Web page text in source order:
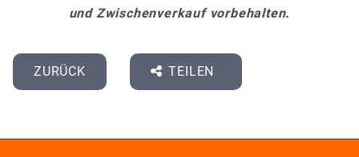
und Zwischenverkauf vorbehalten.
ZURÜCK TEILEN